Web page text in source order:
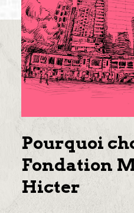
Pourquoi
Fondation
Hicter